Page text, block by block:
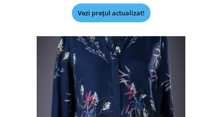
Vezi prețul actualizat!